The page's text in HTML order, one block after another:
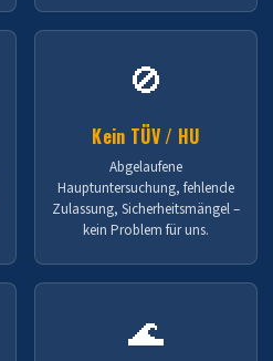
🚫
Kein TÜV / HU
Abgelaufene
Hauptuntersuchung, fehlende
Zulassung, Sicherheitsmängel –
kein Problem für uns.
🌊